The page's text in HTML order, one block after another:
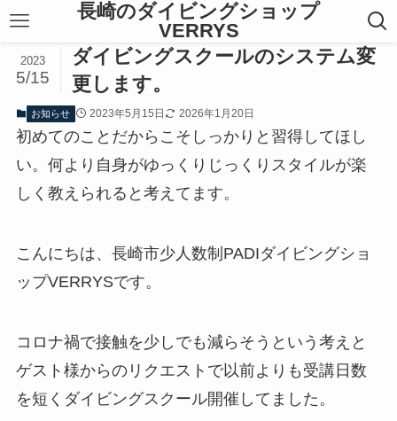
長崎のダイビングショップ
VERRYS
ダイビングスクールのシステム変
更します。
2023
5/15
お知らせ 2023年5月15日 2026年1月20日
初めてのことだからこそしっかりと習得してほし
い。何より自身がゆっくりじっくりスタイルが楽
しく教えられると考えてます。
こんにちは、 長崎市少人数制PADIダイビングショ
ップVERRYSです。
コロナ禍で接触を少しでも減らそうという考えと
ゲスト様からのリクエストで以前よりも受講日数
を短くダイビングスクール開催してました。